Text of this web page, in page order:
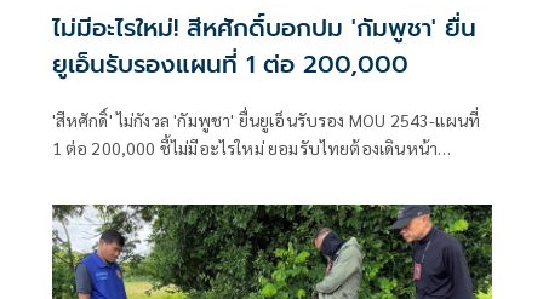
ไม่มีอะไรใหม่! สีหศักดิ์บอกปม 'กัมพูชา' ยื่น
ยูเอ็นรับรองแผนที่ 1 ต่อ 200,000
'สีหศักดิ์' ไม่กังวล 'กัมพูชา' ยื่นยูเอ็นรับรอง MOU 2543-แผนที่
1 ต่อ 200,000​ ชี้ไม่มีอะไรใหม่ ยอมรับไทยต้องเดินหน้า
ระวังตกเป็นเครื่องมือเขมร​